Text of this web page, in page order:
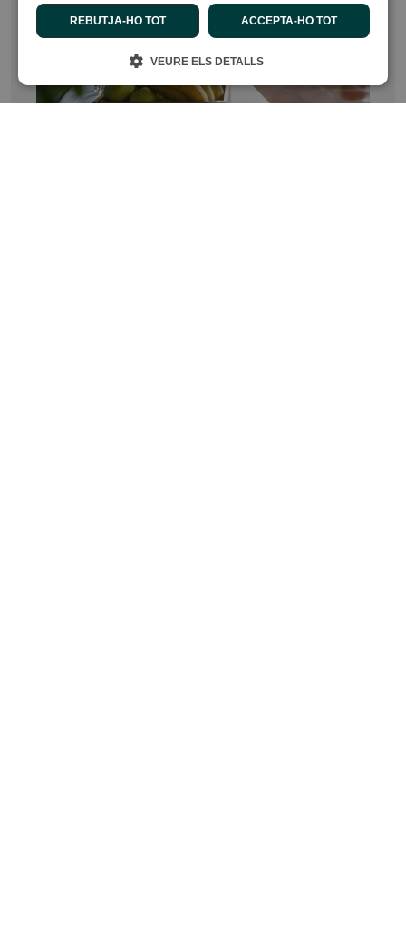
CATALAN
PORTUGUESE
ACCEPTA-HO TOT
REBUTJA-HO TOT
VEURE ELS DETALLS